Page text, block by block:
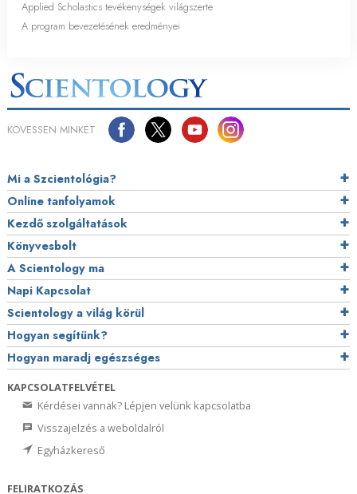
Applied Scholastics tevékenységek világszerte
A program bevezetésének eredményei
KÖVESSEN MINKET
Mi a Szcientológia?
Online tanfolyamok
Kezdő szolgáltatások
Könyvesbolt
A Scientology ma
Napi Kapcsolat
Scientology a világ körül
Hogyan segítünk?
Hogyan maradj egészséges
KAPCSOLATFELVÉTEL
Kérdései vannak? Lépjen velünk kapcsolatba
Visszajelzés a weboldalról
Egyházkereső
FELIRATKOZÁS